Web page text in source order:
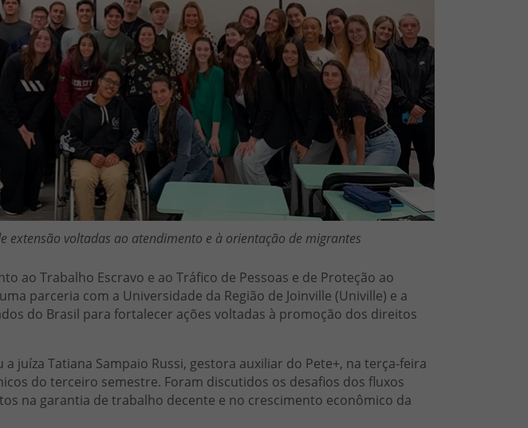
extensão voltadas ao atendimento e à orientação de migrantes
ao Trabalho Escravo e ao Tráfico de Pessoas e de Proteção ao
parceria com a Universidade da Região de Joinville (Univille) e a
do Brasil para fortalecer ações voltadas à promoção dos direitos
juíza Tatiana Sampaio Russi, gestora auxiliar do Pete+, na terça-feira
do terceiro semestre. Foram discutidos os desafios dos fluxos
na garantia de trabalho decente e no crescimento econômico da